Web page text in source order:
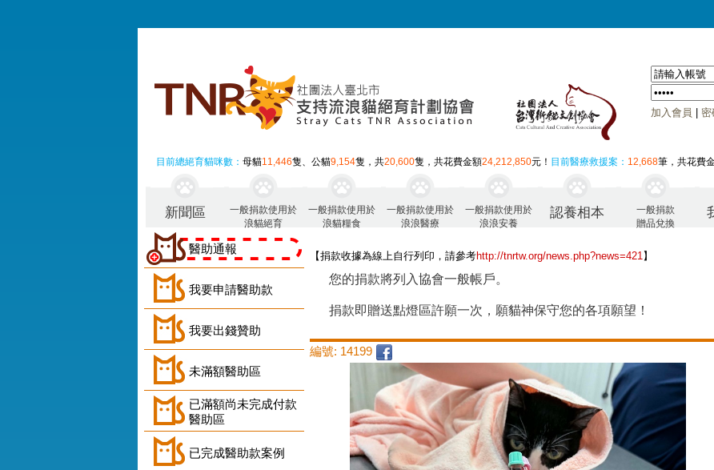
加入會員
目前總絕育貓咪數： 母貓11,446隻、公貓9,154隻，共20,600隻，共花費金額24,212,850元！ 目前醫療救援案： 12,668筆，共花費
新聞區
一般捐款使用於
浪貓絕育
一般捐款使用於
浪貓糧食
一般捐款使用於
浪浪醫療
一般捐款使用於
浪浪安養
認養相本
一般捐款
贈品兌換
醫助通報
我要申請醫助款
我要出錢贊助
未滿額醫助區
已滿額尚未完成付款
醫助區
已完成醫助款案例
【捐款收據為線上自行列印，請參考http://tnrtw.org/news.php?news=421】
您的捐款將列入協會一般帳戶。
捐款即贈送點燈區許願一次，願貓神保守您的各項願望！
編號: 14199